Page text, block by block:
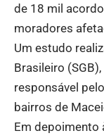
de 18 mil
moradores
Um estudo
Brasileiro
responsável
bairros de
Em depoimento